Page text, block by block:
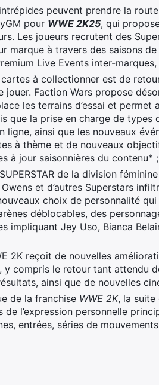
peuvent prendre la
pour WWE 2K25, qui
Les joueurs recrutent des
marque à travers des saisons
Live Events inter-
à collectionner est de
jouer. Faction Wars propose
les terrains d’essai et
que la prise en charge de types
ligne, ainsi que les nouveaux
à thème et de nouveaux
à jour saisonnières du contenu* ;
de la division
et d’autres Superstars
choix de personnalité
déblocables, des
impliquant Jey Uso, Bianca
2K reçoit de nouvelles
y compris le retour tant attendu
ainsi que de nouvelles
de la franchise WWE 2K, la suite
de l’expression personnelle
entrées, séries de